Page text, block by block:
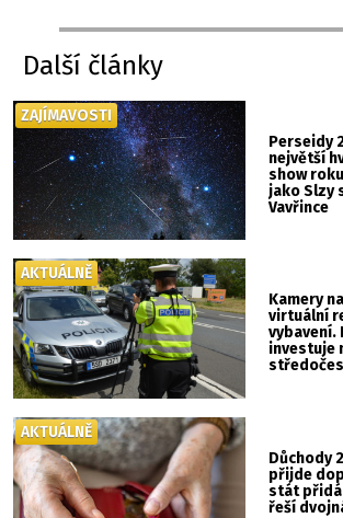
Další články
Perseidy
největší
show
jako Slzy
Vavřince
ZAJÍMAVOSTI
Kamery
virtuální
vybavení.
investuje
AKTUÁLNĚ
Důchody
přijde
stát přidá
řeší
AKTUÁLNĚ